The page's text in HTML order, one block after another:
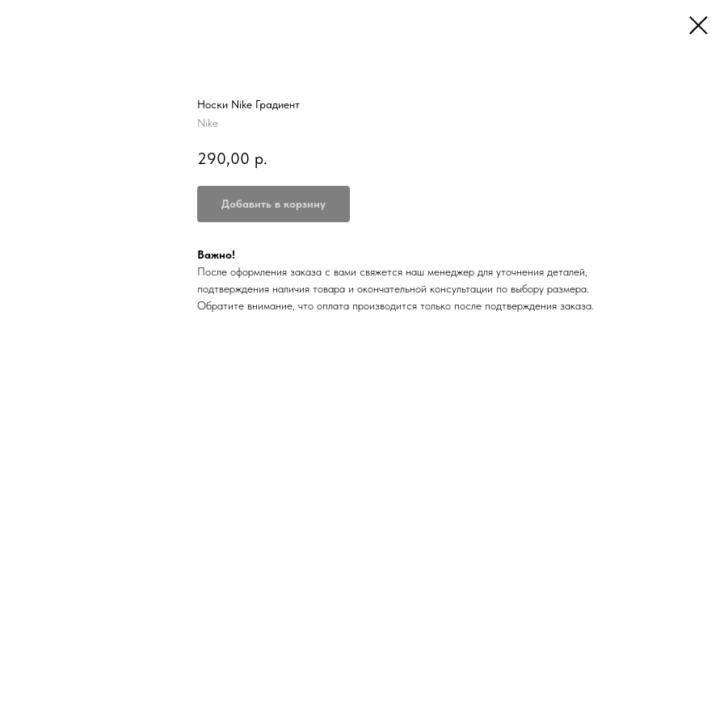
Носки Nike Градиент
Nike
290,00 р.
Добавить в корзину
Важно!
После оформления заказа с вами свяжется наш менеджер для уточнения деталей,
подтверждения наличия товара и окончательной консультации по выбору размера.
Обратите внимание, что оплата производится только после подтверждения заказа.